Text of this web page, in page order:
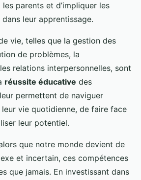
parents et d’impliquer les
leur apprentissage.
vie, telles que la gestion des
de problèmes, la
relations interpersonnelles, sont
réussite éducative des
permettent de naviguer
vie quotidienne, de faire face
leur potentiel.
que notre monde devient de
et incertain, ces compétences
que jamais. En investissant dans